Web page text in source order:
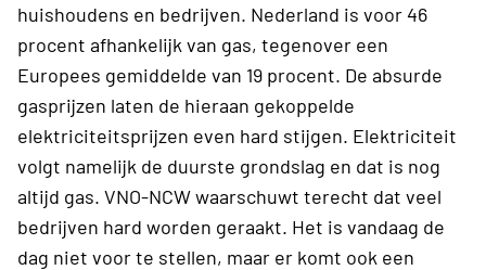
huishoudens en bedrijven. Nederland is voor 46
procent afhankelijk van gas, tegenover een
Europees gemiddelde van 19 procent. De absurde
gasprijzen laten de hieraan gekoppelde
elektriciteitsprijzen even hard stijgen. Elektriciteit
volgt namelijk de duurste grondslag en dat is nog
altijd gas. VNO-NCW waarschuwt terecht dat veel
bedrijven hard worden geraakt. Het is vandaag de
dag niet voor te stellen, maar er komt ook een